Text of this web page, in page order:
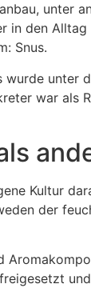
unter
in den
Snus.
war als
Kultur
der